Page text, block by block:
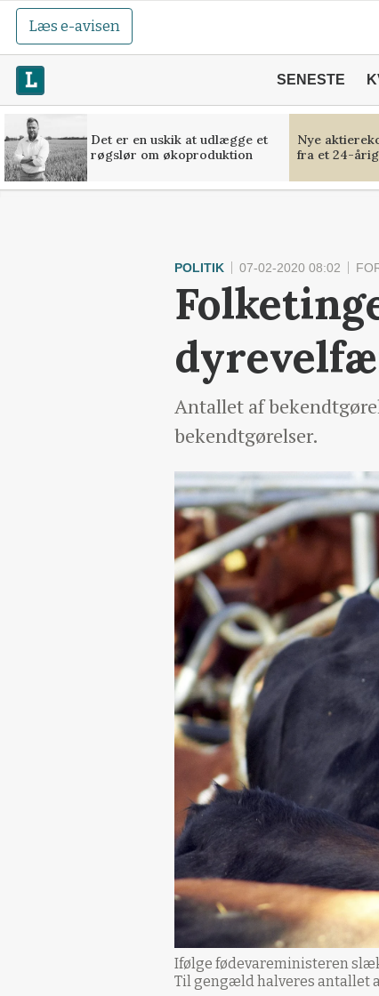
Læs e-avisen
SENESTE
Det er en uskik at udlægge et
røgslør om økoproduktion
Nye
fra et 24-
POLITIK 07-02-2020 08:02
Antallet af
bekendtgørelser.
Ifølge fødevareministeren
Til gengæld halveres antallet